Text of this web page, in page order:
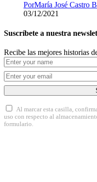
PorMaría José Castro
03/12/2021
Suscríbete a nuestra
Recibe las mejores historias
Al marcar esta casilla,
uso con respecto al
formulario.